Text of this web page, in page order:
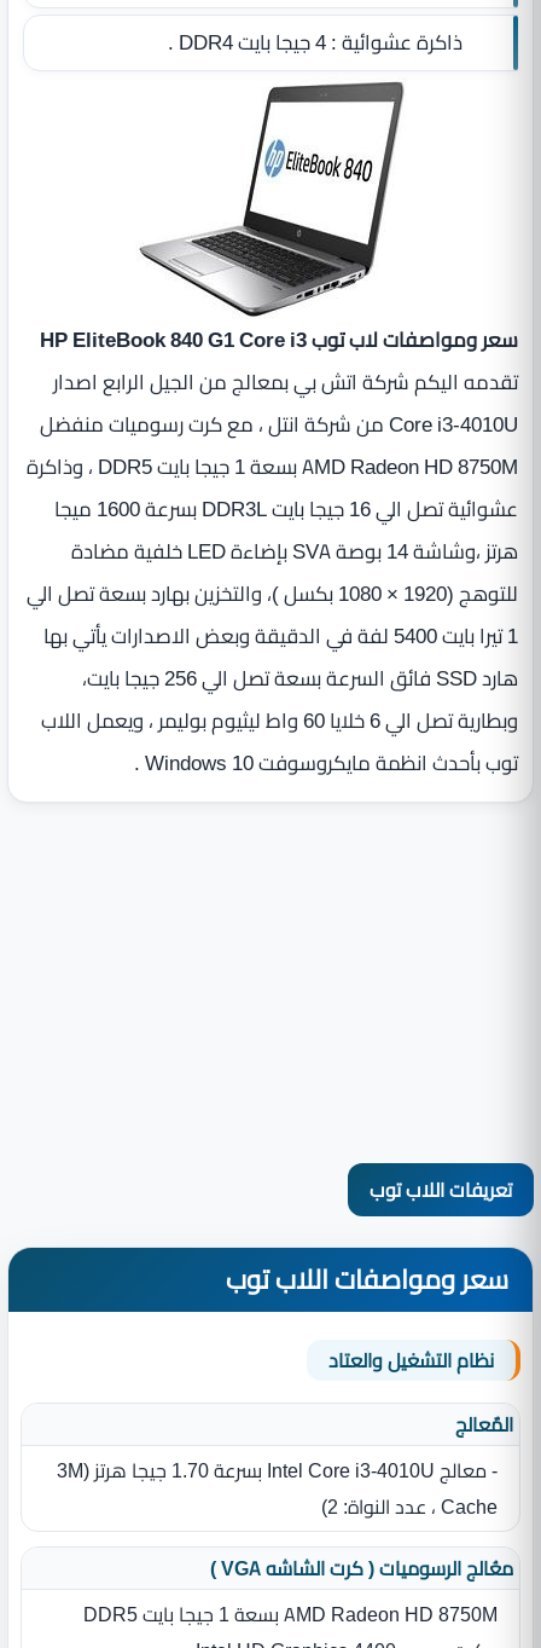
ذاكرة عشوائية :4 جيجا بايت DDR4 .
سعر ومواصفات لاب توب HP EliteBook 840 G1 Core i3
تقدمه اليكم شركة اتش بي بمعالج من الجيل الرابع اصدار
Core i3-4010U من شركة انتل ، مع كرت رسوميات منفضل
AMD Radeon HD 8750M بسعة 1 جيجا بايت DDR5 ، وذاكرة
عشوائية تصل الي 16 جيجا بايت DDR3L بسرعة 1600 ميجا
هرتز ،وشاشة 14‏ بوصة SVA‏ بإضاءة LED‏ خلفية مضادة
للتوهج (1920‏ ‏×‏ 1080 بكسل ‏)، والتخزين بهارد بسعة تصل الي
1 تيرا بايت 5400 لفة في الدقيقة وبعض الاصدارات يأتي بها
هارد SSD فائق السرعة بسعة تصل الي 256 جيجا بايت،
وبطارية تصل الي 6‏ خلايا ‏60 واط ليثيوم بوليمر ، ويعمل اللاب
توب بأحدث انظمة مايكروسوفت Windows 10 .
تعريفات اللاب توب
سعر ومواصفات اللاب توب
نظام التشغيل والعتاد
المٌعالج
- معالج Intel Core i3-4010U بسرعة 1.70 جيجا هرتز ‏(‏3M
Cache ‏،‏ عدد النواة‏:‏ 2)
معُالج الرسوميات ( كرت الشاشه VGA )
AMD Radeon HD 8750M بسعة 1 جيجا بايت DDR5